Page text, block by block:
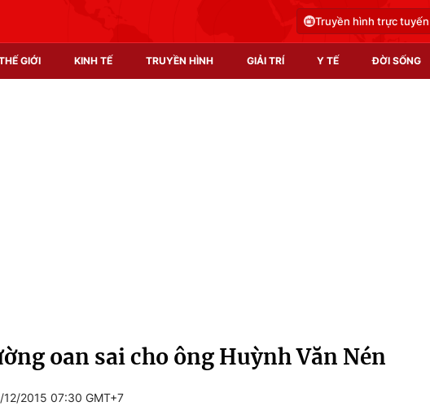
Truyền hình trực tuyến
GIỚI KINH TẾ TRUYỀN HÌNH GIẢI TRÍ Y TẾ ĐỜI SỐNG
Infographic
oan sai cho ông Huỳnh Văn Nén
2015 07:30 GMT+7